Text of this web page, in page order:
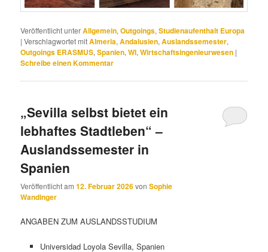
Veröffentlicht unterAllgemein,Outgoings,Studienaufenthalt Europa
|Verschlagwortet mitAlmeria,Andalusien,Auslandssemester,
Outgoings ERASMUS,Spanien,WI,Wirtschaftsingenieurwesen |
Schreibe einen Kommentar
„Sevilla selbst bietet ein
lebhaftes Stadtleben“ –
Auslandssemester in
Spanien
Veröffentlicht am12. Februar 2026vonSophie
Wandinger
ANGABEN ZUM AUSLANDSSTUDIUM
Universidad Loyola Sevilla, Spanien